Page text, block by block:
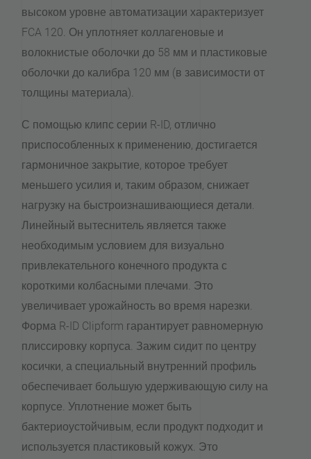
высоком уровне автоматизации характеризует
FCA 120. Он уплотняет коллагеновые и
волокнистые оболочки до 58 мм и пластиковые
оболочки до калибра 120 мм (в зависимости от
толщины материала).
С помощью клипс серии R-ID, отлично
приспособленных к применению, достигается
гармоничное закрытие, которое требует
меньшего усилия и, таким образом, снижает
нагрузку на быстроизнашивающиеся детали.
Линейный вытеснитель является также
необходимым условием для визуально
привлекательного конечного продукта с
короткими колбасными плечами. Это
увеличивает урожайность во время нарезки.
Форма R-ID Clipform гарантирует равномерную
плиссировку корпуса. Зажим сидит по центру
косички, а специальный внутренний профиль
обеспечивает большую удерживающую силу на
корпусе. Уплотнение может быть
бактериоустойчивым, если продукт подходит и
используется пластиковый кожух. Это